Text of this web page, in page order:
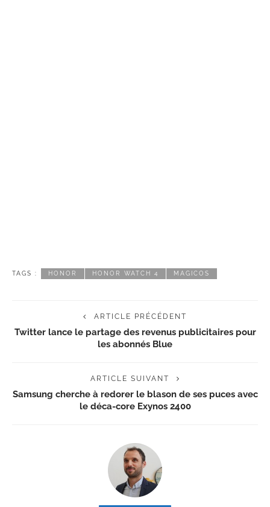
TAGS : HONOR HONOR WATCH 4 MAGICOS
ARTICLE PRÉCÉDENT
Twitter lance le partage des revenus publicitaires pour
les abonnés Blue
ARTICLE SUIVANT
Samsung cherche à redorer le blason de ses puces avec
le déca-core Exynos 2400